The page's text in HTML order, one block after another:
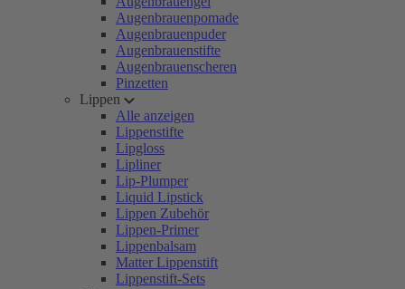
Augenbrauenpomade
Augenbrauenpuder
Augenbrauenstifte
Augenbrauenscheren
Pinzetten
Lippen
Alle anzeigen
Lippenstifte
Lipgloss
Lipliner
Lip-Plumper
Liquid Lipstick
Lippen Zubehör
Lippen-Primer
Lippenbalsam
Matter Lippenstift
Lippenstift-Sets